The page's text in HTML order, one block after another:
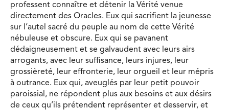
professent connaître et détenir la Vérité venue
directement des Oracles. Eux qui sacrifient la jeunesse
sur l’autel sacré du peuple au nom de cette Vérité
nébuleuse et obscure. Eux qui se pavanent
dédaigneusement et se galvaudent avec leurs airs
arrogants, avec leur suffisance, leurs injures, leur
grossièreté, leur effronterie, leur orgueil et leur mépris
à outrance. Eux qui, aveuglés par leur petit pouvoir
paroissial, ne répondent plus aux besoins et aux désirs
de ceux qu’ils prétendent représenter et desservir, et